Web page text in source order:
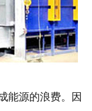
能源的浪费。因